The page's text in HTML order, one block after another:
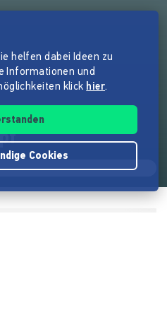
– Das Bild fällt
helfen dabei Ideen zu
Informationen und
klick hier.
Cookies